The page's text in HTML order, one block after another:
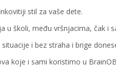
stil za vaše dete.
u školi, među vršnjacima, čak i
i bez straha i brige
koje i sami koristimo u